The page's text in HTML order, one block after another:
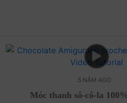
5 NĂM AGO
Móc thanh sô-cô-la